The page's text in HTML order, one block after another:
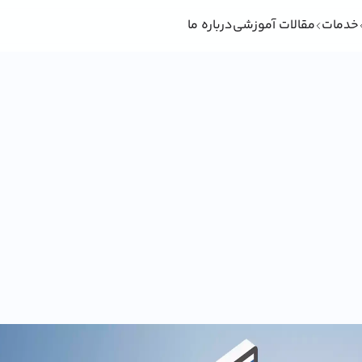
خدمات مقالات آموزشیدرباره ما